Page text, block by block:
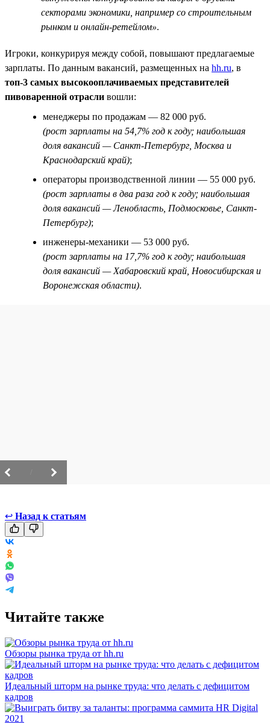
секторами экономики, например со строительным
рынком и онлайн-ретейлом».
Игроки, конкурируя между собой, повышают предлагаемые
зарплаты. По данным вакансий, размещенных на hh.ru, в
топ-3 самых высокооплачиваемых представителей
пивоваренной отрасли вошли:
менеджеры по продажам — 82 000 руб.
(рост зарплаты на 54,7% год к году; наибольшая
доля вакансий — Санкт-Петербург, Москва и
Краснодарский край);
операторы производственной линии — 55 000 руб.
(рост зарплаты в два раза год к году; наибольшая
доля вакансий — Ленобласть, Подмосковье, Санкт-
Петербург);
инженеры-механики — 53 000 руб.
(рост зарплаты на 17,7% год к году; наибольшая
доля вакансий — Хабаровский край, Новосибирская и
Воронежская области).
↩ Назад к статьям
Читайте также
Обзоры рынка труда от hh.ru
Идеальный шторм на рынке труда: что делать с дефицитом
кадров